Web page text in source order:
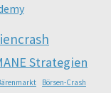
Strategien
Börsen-Crash